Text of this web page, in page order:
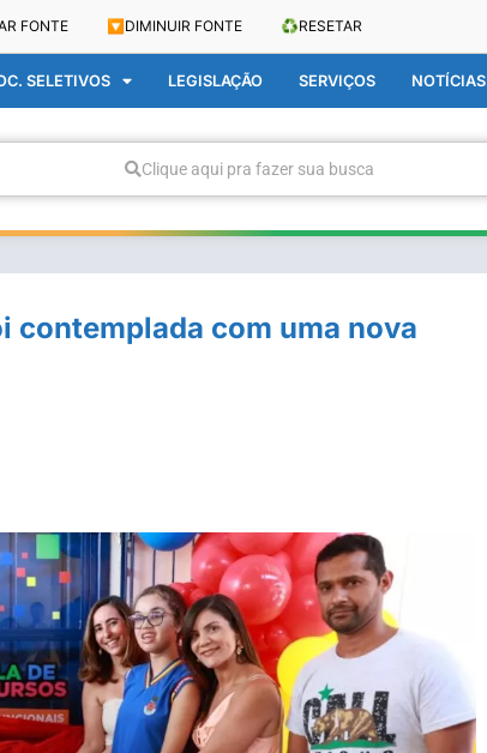
FONTE 🔽 DIMINUIR FONTE ♻️RESETAR
SELETIVOS LEGISLAÇÃO SERVIÇOS NOTÍCIAS
Clique aqui pra fazer sua busca
contemplada com uma nova